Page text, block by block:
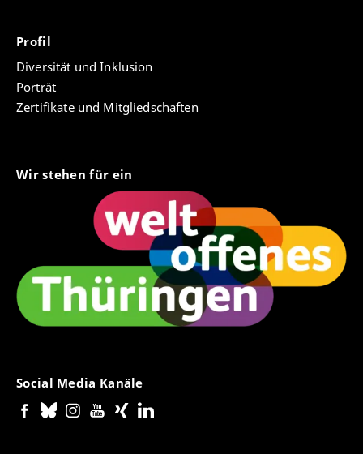
Profil
Diversität und Inklusion
Porträt
Zertifikate und Mitgliedschaften
Wir stehen für ein
Social Media Kanäle